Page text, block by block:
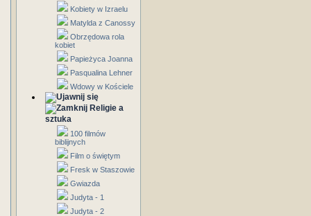
Kobiety w Izraelu
Matylda z Canossy
Obrzędowa rola
kobiet
Papieżyca Joanna
Pasqualina Lehner
Wdowy w Kościele
Religie a
sztuka
100 filmów
biblijnych
Film o świętym
Fresk w Staszowie
Gwiazda
Judyta - 1
Judyta - 2